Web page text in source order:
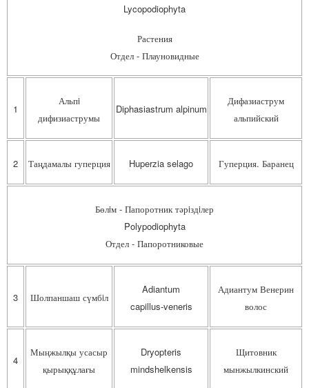
Lycopodiophyta
Растения
Отдел - Плауновидные
1
Альпi
дифизиаструмы
Diphasiastrum alpinum
Дифазиаструм
альпийский
2 Таңдамалы гуперция Huperzia selago Гуперция. Баранец
Бөлiм - Папоротник тәрiздiлер
Polypodiophyta
Отдел - Папоротниковые
3 Шолпаншаш сүмбiл
Adiantum
capillus-veneris
Адиантум Венерин
волос
4
Мыңжылқы усасыр
қырыққұлағы
Dryopteris
mindshelkensis
Щитовник
мынжылкинский